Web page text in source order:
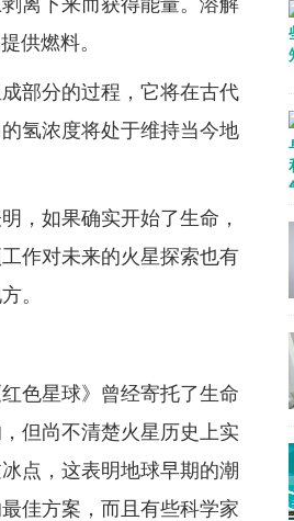
离下来而获得能量。溶解
供燃料。
部分的过程，它将在古代
氢浓度将处于维持当今地
，如果确实开始了生命，
作对未来的火星探索也有
。
色星球》曾经寄托了生命
但尚不清楚火星历史上实
点，这表明地球早期的潮
佳方案，而且有些科学家